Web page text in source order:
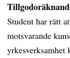
Student har rätt
motsvarande
yrkesverksamhet